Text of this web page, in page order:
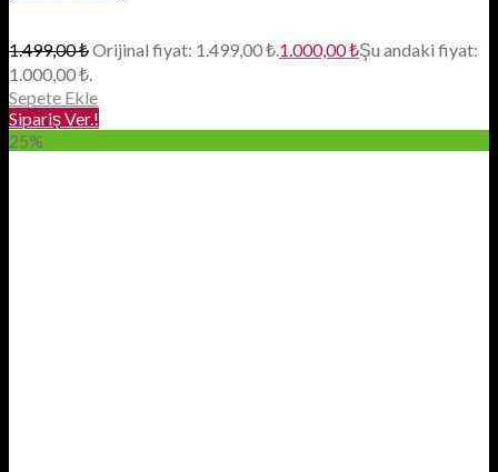
1.499,00₺Orijinal fiyat: 1.499,00 ₺. 1.000,00₺Şu andaki fiyat:
1.000,00 ₺.
Sepete Ekle
Sipariş Ver.!
25%